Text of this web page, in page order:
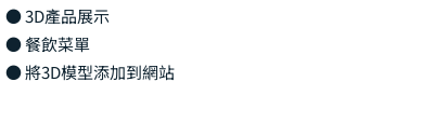
● 3D產品展示
● 餐飲菜單
● 將3D模型添加到網站